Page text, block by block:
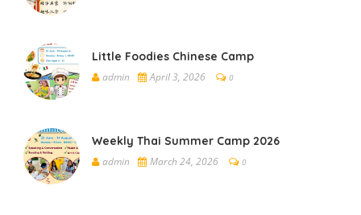
Little Foodies Chinese Camp
admin April 3, 2026 0
Weekly Thai Summer Camp 2026
admin March 24, 2026 0